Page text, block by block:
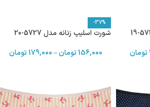
تومان
-37%
شورت اسلیپ زنانه مدل 5727-20
156,000تومان–
179,000تومان